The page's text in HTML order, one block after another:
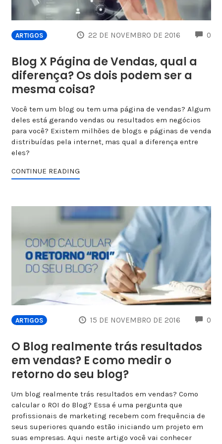
ARTIGOS 22 DE NOVEMBRO DE 2016 0
Blog X Página de Vendas, qual a
diferença? Os dois podem ser a
mesma coisa?
Você tem um blog ou tem uma página de vendas? Algum
deles está gerando vendas ou resultados em negócios
para você? Existem milhões de blogs e páginas de venda
distribuídas pela internet, mas qual a diferença entre
eles?
CONTINUE READING
ARTIGOS 15 DE NOVEMBRO DE 2016 0
O Blog realmente trás resultados
em vendas? E como medir o
retorno do seu blog?
Um blog realmente trás resultados em vendas? Como
calcular o ROI do Blog? Essa é uma pergunta que
profissionais de marketing recebem com frequência de
seus superiores quando estão iniciando um projeto em
suas empresas. Aqui neste artigo você vai conhecer